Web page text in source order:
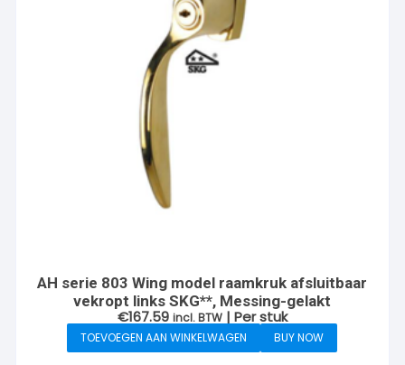
AH serie 803 Wing model raamkruk afsluitbaar
vekropt links SKG**, Messing-gelakt
€167.59 incl. BTW | Per stuk
TOEVOEGEN AAN WINKELWAGEN BUY NOW